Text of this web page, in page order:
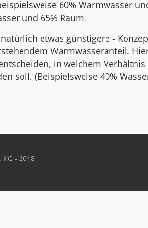
60% Warm­wasser
und 65% Raum.
etwas gün­sti­gere -
Warm­wasser­anteil.
in welchem
soll. (Bei­spiels­weise 40%
- 2018